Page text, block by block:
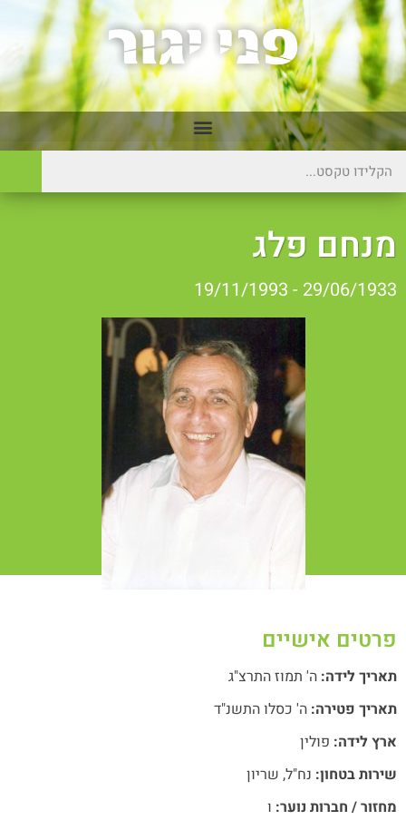
פלג
29/06/1933 - 19/
אישיים
לידה:ה' תמוז התרצ"ג
פטירה:ה' כסלו התשנ"ד
לידה:פולין
בטחון:נח"ל,שריון
/ חברות נוער:ו